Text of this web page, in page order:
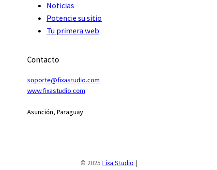
Noticias
Potencie su sitio
Tu primera web
Contacto
soporte@fixastudio.com
www.fixastudio.com
Asunción, Paraguay
© 2025 Fixa Studio |